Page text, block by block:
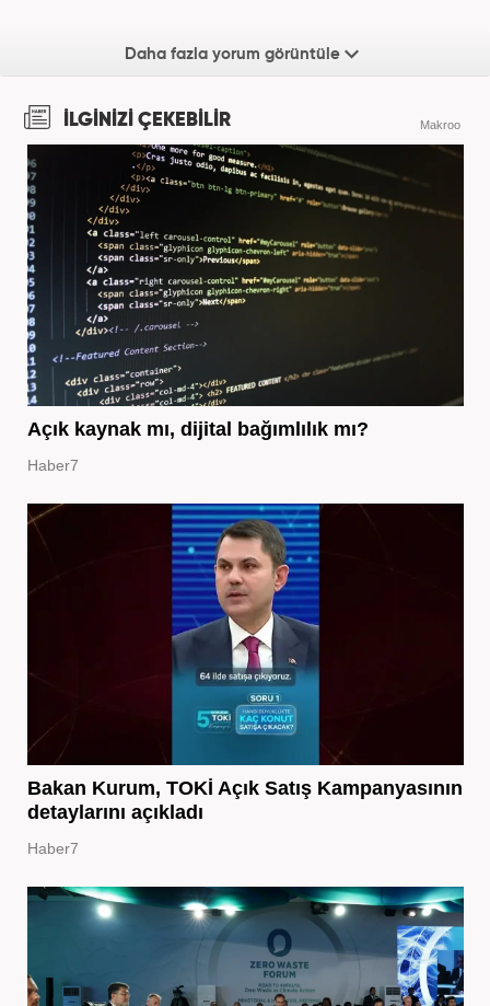
Daha fazla yorum görüntüle
İLGİNİZİ ÇEKEBİLİR Makroo
Açık kaynak mı, dijital bağımlılık mı?
Haber7
Bakan Kurum, TOKİ Açık Satış Kampanyasının
detaylarını açıkladı
Haber7